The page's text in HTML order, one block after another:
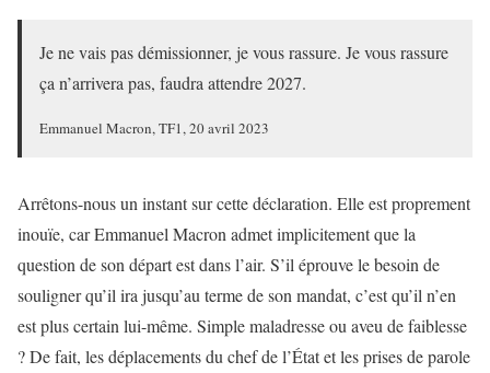
Je ne vais pas démissionner, je vous rassure. Je vous rassure
ça n’arrivera pas, faudra attendre 2027.
Emmanuel Macron, TF1, 20 avril 2023
Arrêtons-nous un instant sur cette déclaration. Elle est proprement
inouïe, car Emmanuel Macron admet implicitement que la
question de son départ est dans l’air. S’il éprouve le besoin de
souligner qu’il ira jusqu’au terme de son mandat, c’est qu’il n’en
est plus certain lui-même. Simple maladresse ou aveu de faiblesse
? De fait, les déplacements du chef de l’État et les prises de parole